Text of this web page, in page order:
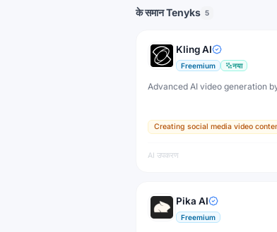
के समान Tenyks 5
Kling AI
Freemium नया
Advanced AI video generation
Creating social media video
AI उपकरण
Pika AI
Freemium